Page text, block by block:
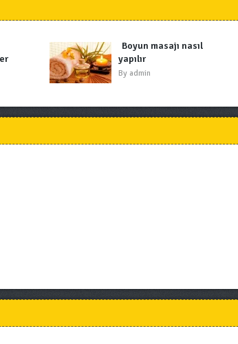
Boyun masajı nasıl
yapılır
By admin